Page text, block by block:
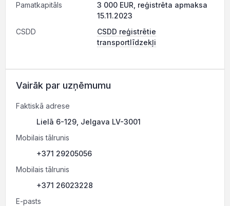
Pamatkapitāls
3 000 EUR, reģistrēta apmaksa
15.11.2023
CSDD
CSDD reģistrētie
transportlīdzekļi
Vairāk par uzņēmumu
Faktiskā adrese
Lielā 6-129, Jelgava LV-3001
Mobilais tālrunis
+371 29205056
Mobilais tālrunis
+371 26023228
E-pasts